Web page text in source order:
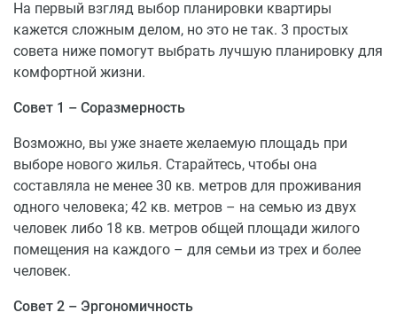
Торговые центры: «Красная площадь», «Лента»,
«Метро», «Магнит»
Поликлиники: № 13, 8 (детск. отделение)
Спортивные арены: Ледовый дворец, «Баскет-
Почтовые отделения № 31, 67
Остановки: «Школа №50», «9-я Тихая» и др.
На первый взгляд выбор планировки квартиры
кажется сложным делом, но это не так. 3 простых
совета ниже помогут выбрать лучшую планировку для
комфортной жизни.
Совет 1 – Соразмерность
Возможно, вы уже знаете желаемую площадь при
выборе нового жилья. Старайтесь, чтобы она
составляла не менее 30 кв. метров для проживания
одного человека; 42 кв. метров – на семью из двух
человек либо 18 кв. метров общей площади жилого
помещения на каждого – для семьи из трех и более
человек.
Совет 2 – Эргономичность